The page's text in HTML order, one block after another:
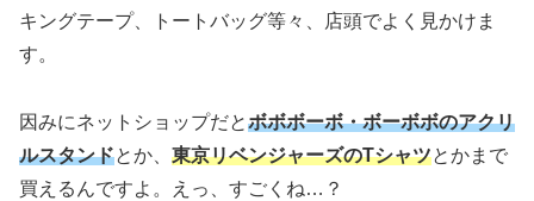
キングテープ、トートバッグ等々、店頭でよく見かけま
す。
因みにネットショップだとボボボーボ・ボーボボのアクリ
ルスタンドとか、 東京リベンジャーズのTシャツとかまで
買えるんですよ。えっ、すごくね…？